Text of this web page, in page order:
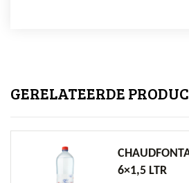
GERELATEERDE
6×1,5 LTR